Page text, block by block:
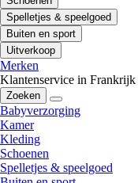
Spelletjes & speelgoed
Buiten en sport
Uitverkoop
Merken
Klantenservice in Frankrijk
Zoeken
Babyverzorging
Kamer
Kleding
Schoenen
Spelletjes & speelgoed